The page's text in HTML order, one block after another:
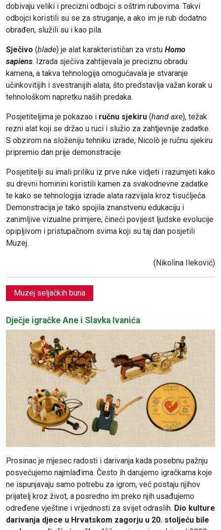
dobivaju veliki i precizni odbojci s oštrim rubovima. Takvi
odbojci koristili su se za struganje, a ako im je rub dodatno
obrađen, služili su i kao pila.
Sječivo (blade) je alat karakterističan za vrstu Homo
sapiens. Izrada sječiva zahtijevala je preciznu obradu
kamena, a takva tehnologija omogućavala je stvaranje
učinkovitijih i svestranijih alata, što predstavlja važan korak u
tehnološkom napretku naših predaka.
Posjetiteljima je pokazao i ručnu sjekiru (hand axe), težak
rezni alat koji se držao u ruci i služio za zahtjevnije zadatke.
S obzirom na složeniju tehniku izrade, Nicolò je ručnu sjekiru
pripremio dan prije demonstracije.
Posjetitelji su imali priliku iz prve ruke vidjeti i razumjeti kako
su drevni hominini koristili kamen za svakodnevne zadatke
te kako se tehnologija izrade alata razvijala kroz tisućljeća.
Demonstracija je tako spojila znanstvenu edukaciju i
zanimljive vizualne primjere, čineći povijest ljudske evolucije
opipljivom i pristupačnom svima koji su taj dan posjetili
Muzej.
(Nikolina Ileković)
Muzej seljačkih buna
Dječje igračke Ane i Slavka Ivanića
Prosinac je mjesec radosti i darivanja kada posebnu pažnju
posvećujemo najmlađima. Često ih darujemo igračkama koje
ne ispunjavaju samo potrebu za igrom, već postaju njihov
prijatelj kroz život, a posredno im preko njih usađujemo
određene vještine i vrijednosti za svijet odraslih. Dio kulture
darivanja djece u Hrvatskom zagorju u 20. stoljeću bile